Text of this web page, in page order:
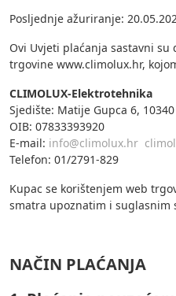
Posljednje ažuriranje:
Ovi Uvjeti plaćanja sastavni
trgovine www.climolux.hr,
CLIMOLUX-Elektrotehnika
Sjedište: Matije Gupca 6,
OIB: 07833393920
E-mail: info@climolux.hr
Telefon: 01/2791-829
Kupac se korištenjem web
smatra upoznatim i suglasnim
NAČIN PLAĆANJA